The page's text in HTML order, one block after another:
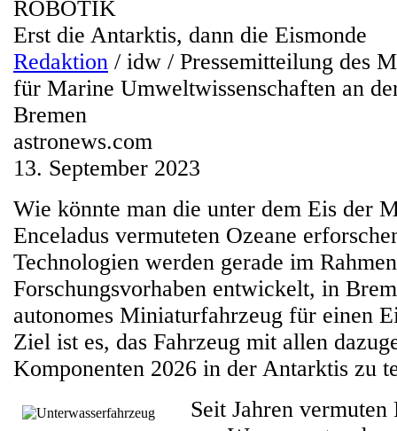
ROBOTIK
Erst die Antarktis, dann die Eismonde
Redaktion / idw / Pressemitteilung des
für Marine Umweltwissenschaften an
Bremen
astronews.com
13. September 2023
Wie könnte man die unter dem Eis der
Enceladus vermuteten Ozeane
Technologien werden gerade im
Forschungsvorhaben entwickelt, in
autonomes Miniaturfahrzeug für einen
Ziel ist es, das Fahrzeug mit allen
Komponenten 2026 in der Antarktis zu
Seit Jahren vermuten